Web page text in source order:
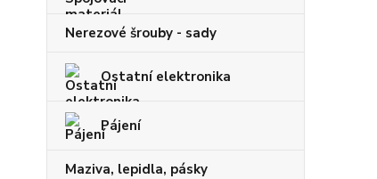
Nerezové šrouby - sady
Ostatní elektronika
Pájení
Maziva, lepidla, pásky